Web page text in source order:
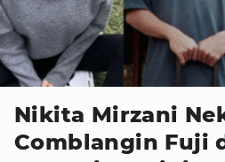
Nikita Mirzani
Comblangin Fuji